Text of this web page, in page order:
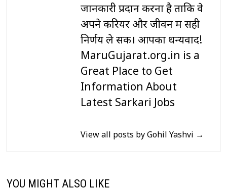
जानकारी प्रदान करना है ताकि वे
अपने करियर और जीवन में सही
निर्णय ले सकें। आपका धन्यवाद!
MaruGujarat.org.in is a
Great Place to Get
Information About
Latest Sarkari Jobs
View all posts by Gohil Yashvi →
YOU MIGHT ALSO LIKE